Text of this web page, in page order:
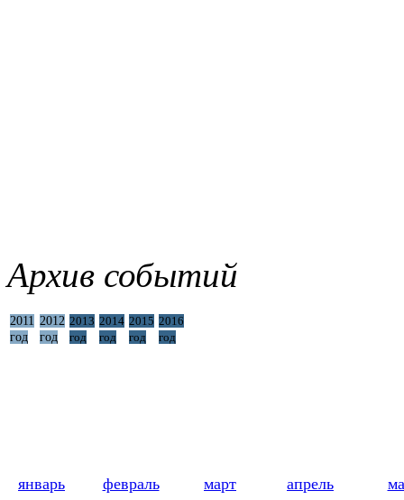
Архив событий
2011
год
2012
год
2013
год
2014
год
2015
год
2016
год
январь февраль март апрель